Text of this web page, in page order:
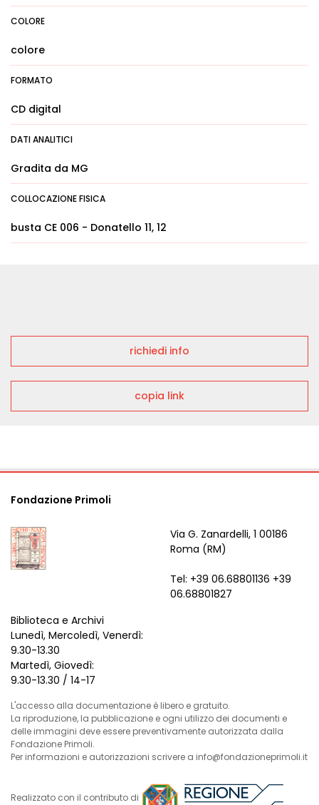
COLORE
colore
FORMATO
CD digital
DATI ANALITICI
Gradita da MG
COLLOCAZIONE FISICA
busta CE 006 - Donatello 11, 12
richiedi info
copia link
Fondazione Primoli
Via G. Zanardelli, 1 00186
Roma (RM)
Tel: +39 06.68801136 +39
06.68801827
Biblioteca e Archivi
Lunedì, Mercoledì, Venerdì:
9.30-13.30
Martedì, Giovedì:
9.30-13.30 / 14-17
L'accesso alla documentazione è libero e gratuito.
La riproduzione, la pubblicazione e ogni utilizzo dei documenti e
delle immagini deve essere preventivamente autorizzata dalla
Fondazione Primoli.
Per informazioni e autorizzazioni scrivere a info@fondazioneprimoli.it
Realizzato con il contributo di